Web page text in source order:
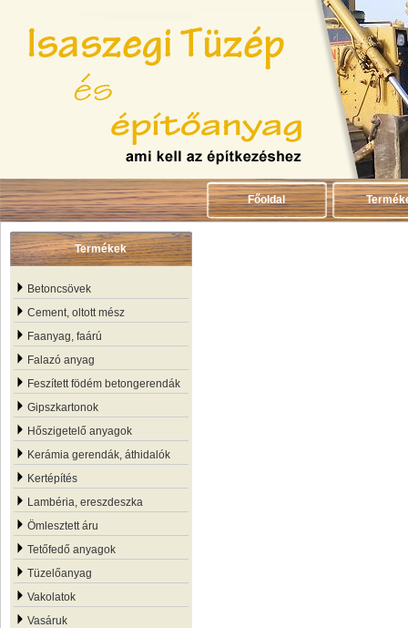
Főoldal
Termékek
Betoncsövek
Cement, oltott mész
Faanyag, faárú
Falazó anyag
Feszített födém betongerendák
Gipszkartonok
Hőszigetelő anyagok
Kerámia gerendák, áthidalók
Kertépítés
Lambéria, ereszdeszka
Ömlesztett áru
Tetőfedő anyagok
Tüzelőanyag
Vakolatok
Vasáruk